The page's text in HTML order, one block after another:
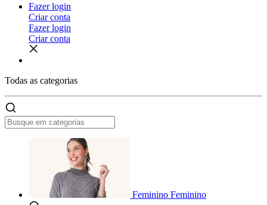
Fazer login
Criar conta
Fazer login
Criar conta
Todas as categorias
Feminino Feminino